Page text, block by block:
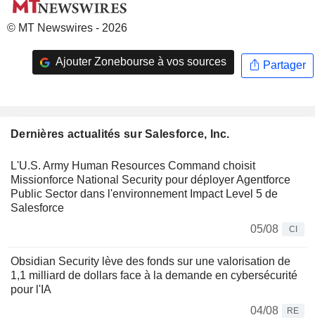
© MT Newswires - 2026
Ajouter Zonebourse à vos sources Partager
Dernières actualités sur Salesforce, Inc.
L'U.S. Army Human Resources Command choisit
Missionforce National Security pour déployer Agentforce
Public Sector dans l'environnement Impact Level 5 de
Salesforce
05/08
CI
Obsidian Security lève des fonds sur une valorisation de
1,1 milliard de dollars face à la demande en cybersécurité
pour l'IA
04/08
RE